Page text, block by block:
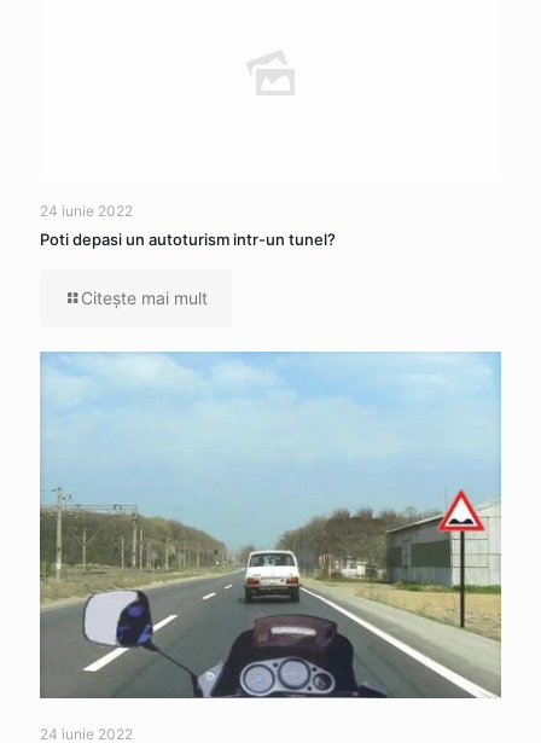
24 iunie 2022
Poti depasi un autoturism intr-un tunel?
Citeşte mai mult
24 iunie 2022